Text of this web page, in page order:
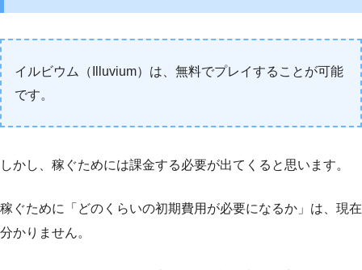
イルビウム（Illuvium）は、無料でプレイすることが可能
です。
しかし、稼ぐためには課金する必要が出てくると思います。
稼ぐために「どのくらいの初期費用が必要になるか」は、現在
分かりません。